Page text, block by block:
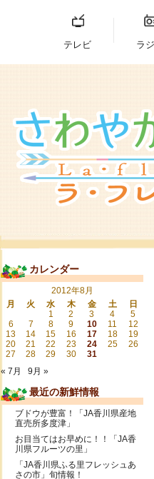
テレビ ラ
カレンダー
2012年8月
月
火 水 木 金 土
日
1
2 3 4
5
6
7 8 9 10 11
12
13
14 15 16 17 18
19
20
21 22 23 24 25
26
27
28 29 30
31
« 7月
9月 »
最近の新鮮情報
ブドウが豊富！「JA香川県産地
直売所多度津」
お目当てはお早めに！！「JA香
川県フルーツの里」
「JA香川県ふる里フレッシュあ
さの市」旬情報！